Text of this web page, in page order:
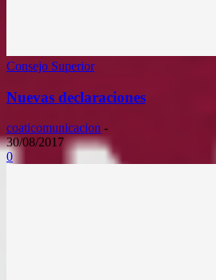
Consejo Superior
Nuevas declaraciones
coaticomunicacion -
30/08/2017
0